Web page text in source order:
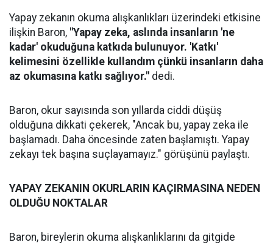
Yapay zekanın okuma alışkanlıkları üzerindeki etkisine
ilişkin Baron, "Yapay zeka, aslında insanların 'ne
kadar' okuduğuna katkıda bulunuyor. 'Katkı'
kelimesini özellikle kullandım çünkü insanların daha
az okumasına katkı sağlıyor." dedi.
Baron, okur sayısında son yıllarda ciddi düşüş
olduğuna dikkati çekerek, "Ancak bu, yapay zeka ile
başlamadı. Daha öncesinde zaten başlamıştı. Yapay
zekayı tek başına suçlayamayız." görüşünü paylaştı.
YAPAY ZEKANIN OKURLARIN KAÇIRMASINA NEDEN
OLDUĞU NOKTALAR
Baron, bireylerin okuma alışkanlıklarını da gitgide